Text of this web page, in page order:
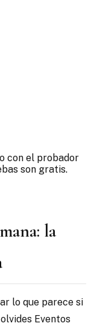
con el probador
son gratis.
la
lo que parece si
Eventos